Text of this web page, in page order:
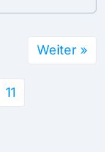
11
Weiter »